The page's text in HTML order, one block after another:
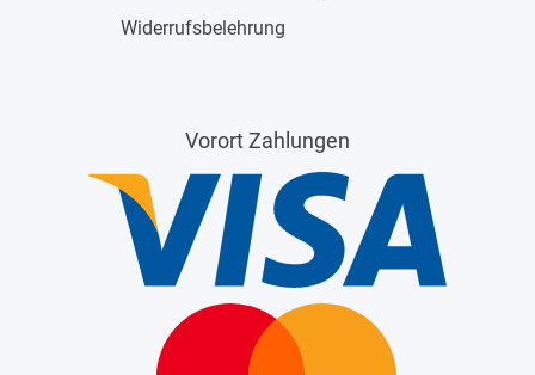
Widerrufsbelehrung
Vorort Zahlungen